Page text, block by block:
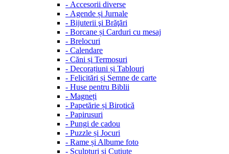
- Accesorii diverse
- Agende și Jurnale
- Bijuterii şi Brăţări
- Borcane și Carduri cu mesaj
- Brelocuri
- Calendare
- Căni și Termosuri
- Decorațiuni și Tablouri
- Felicitări și Semne de carte
- Huse pentru Biblii
- Magneți
- Papetărie și Birotică
- Papirusuri
- Pungi de cadou
- Puzzle și Jocuri
- Rame și Albume foto
- Sculpturi și Cutiuțe